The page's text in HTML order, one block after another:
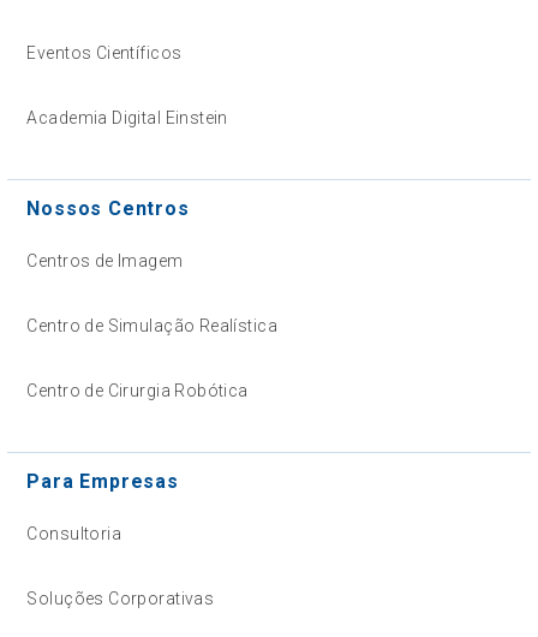
Eventos Científicos
Academia Digital Einstein
Nossos Centros
Centros de Imagem
Centro de Simulação Realística
Centro de Cirurgia Robótica
Para Empresas
Consultoria
Soluções Corporativas